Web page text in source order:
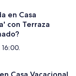
en Casa
con Terraza